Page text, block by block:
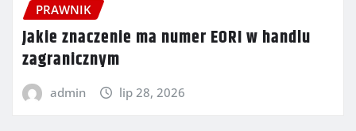
PRAWNIK
Jakie znaczenie ma numer EORI w handlu
zagranicznym
admin lip 28, 2026